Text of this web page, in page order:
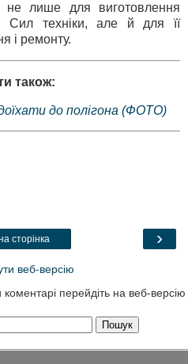
не лише для виготовлення
Сил техніки, але й для її
і ремонту.
також:
до полігона (ФОТО)
›
сторінка
веб-версію
перейдіть на веб-версію